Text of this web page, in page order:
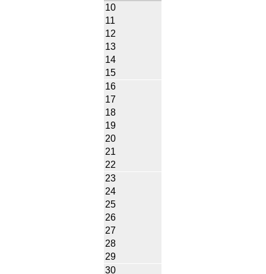
10
11
12
13
14
15
16
17
18
19
20
21
22
23
24
25
26
27
28
29
30